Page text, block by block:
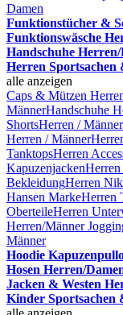
Damen
Funktionstücher &
Funktionswäsche
Handschuhe Herren/
Herren Sportsachen
alle anzeigen
Caps & Mützen
MännerHandschuhe
ShortsHerren /
Herren / Männer
TanktopsHerren
Kapuzenjacken
BekleidungHerren
Hansen MarkeHerren
OberteileHerren
Herren/Männer
Männer
Hoodie
Hosen Herren/
Jacken & Westen
Kinder Sportsachen